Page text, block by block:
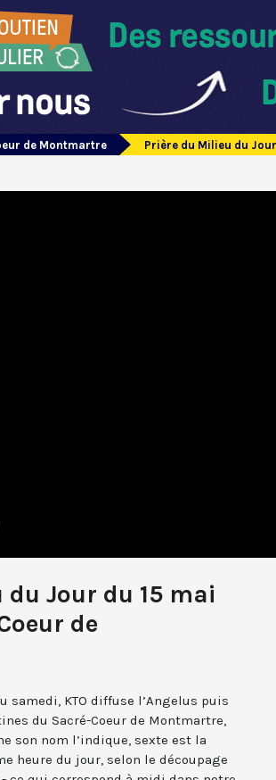
de Montmartre Prière du Milieu du
Jour du 15 mai
de
KTO diffuse l’Angelus puis
du Sacré-Coeur de Montmartre,
son nom l’indique, sexte est la
heure du jour, selon le découpage